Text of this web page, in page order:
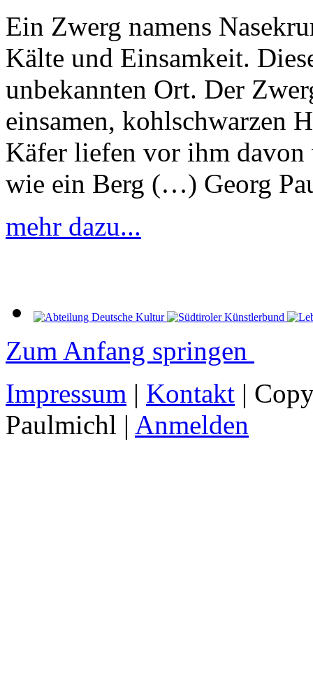
Ein Zwerg namens
Kälte und Einsamkeit.
unbekannten Ort. Der
einsamen, kohlschwarzen
Käfer liefen vor ihm davon
wie ein Berg (…) Georg
mehr dazu...
Zum Anfang springen
Impressum | Kontakt |
Paulmichl | Anmelden